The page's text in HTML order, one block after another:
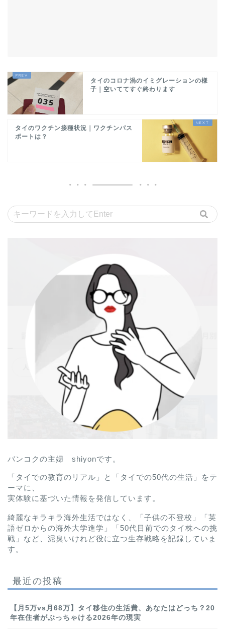
タイのコロナ渦のイミグレーションの様
子｜空いててすぐ終わります
タイのワクチン接種状況｜ワクチンパス
ポートは？
バンコクの主婦 shiyonです。
「タイでの教育のリアル」と「タイでの50代の生活」をテ
ーマに、
実体験に基づいた情報を発信しています。
綺麗なキラキラ海外生活ではなく、「子供の不登校」「英
語ゼロからの海外大学進学」「50代目前でのタイ株への挑
戦」など、泥臭いけれど役に立つ生存戦略を記録していま
す。
最近の投稿
【月5万vs月68万】タイ移住の生活費、あなたはどっち？20
年在住者がぶっちゃける2026年の現実